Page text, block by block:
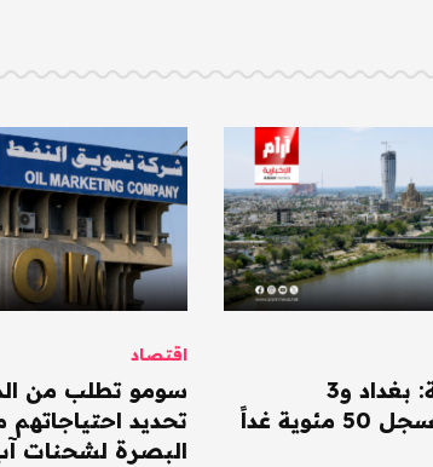
الأنواء الجوية: بغداد و3
غداً
اقتصاد
سومو تطلب من
تحديد
البصرة لشحنات